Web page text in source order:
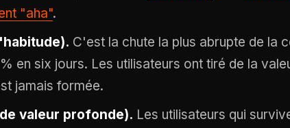
"aha".
C'est la chute la plus abrupte de la
en six jours. Les utilisateurs ont tiré de la
jamais formée.
valeur profonde). Les utilisateurs qui